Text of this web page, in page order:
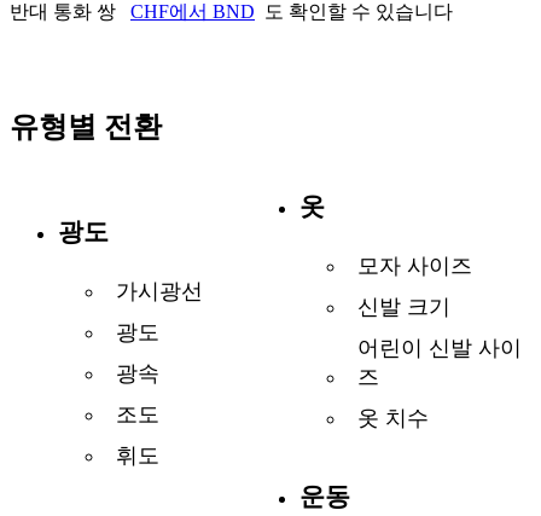
반대 통화 쌍 CHF에서 BND 도 확인할 수 있습니다
유형별 전환
광도
가시광선
광도
광속
조도
휘도
옷
모자 사이즈
신발 크기
어린이 신발 사이
즈
옷 치수
운동